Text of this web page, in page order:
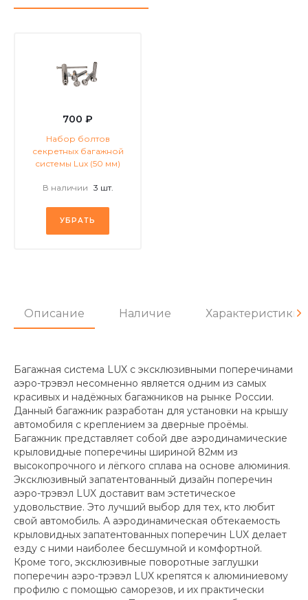
700 ₽
Набор болтов
секретных багажной
системы Lux (50 мм)
В наличии 3 шт.
УБРАТЬ
Описание Наличие Характеристики
Багажная система LUX с эксклюзивными поперечинами
аэро-трэвэл несомненно является одним из самых
красивых и надёжных багажников на рынке России.
Данный багажник разработан для установки на крышу
автомобиля с креплением за дверные проёмы.
Багажник представляет собой две аэродинамические
крыловидные поперечины шириной 82мм из
высокопрочного и лёгкого сплава на основе алюминия.
Эксклюзивный запатентованный дизайн поперечин
аэро-трэвэл LUX доставит вам эстетическое
удовольствие. Это лучший выбор для тех, кто любит
свой автомобиль. А аэродинамическая обтекаемость
крыловидных запатентованных поперечин LUX делает
езду с ними наиболее бесшумной и комфортной.
Кроме того, эксклюзивные поворотные заглушки
поперечин аэро-трэвэл LUX крепятся к алюминиевому
профилю с помощью саморезов, и их практически